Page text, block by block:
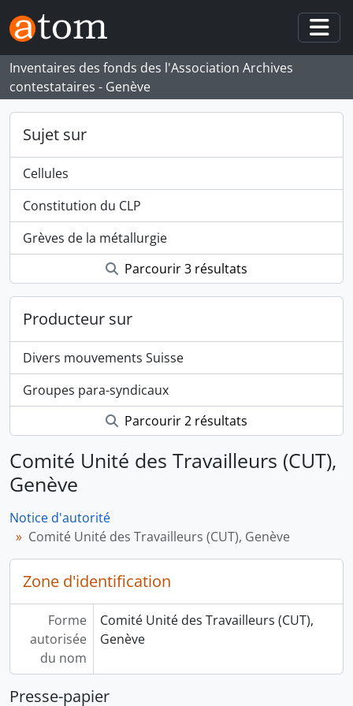
Skip to main content
Inventaires des fonds des l'Association Archives
contestataires - Genève
Sujet sur
Cellules
Constitution du CLP
Grèves de la métallurgie
Parcourir 3 résultats
Producteur sur
Divers mouvements Suisse
Groupes para-syndicaux
Parcourir 2 résultats
Comité Unité des Travailleurs (CUT),
Genève
Notice d'autorité
Comité Unité des Travailleurs (CUT), Genève
Zone d'identification
Forme
autorisée
du nom
Comité Unité des Travailleurs (CUT),
Genève
Presse-papier